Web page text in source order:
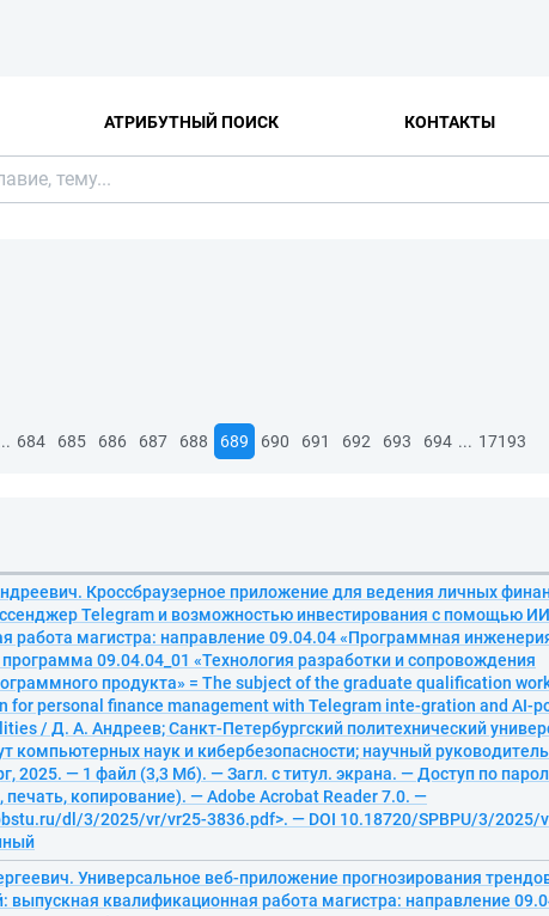
АТРИБУТНЫЙ ПОИСК КОНТАКТЫ
684 685 686 687 688 689 690 691 692 693 694 ... 17193
Кроссбраузерное приложение для ведения личных
Telegram и возможностью инвестирования с помощью
работа магистра: направление 09.04.04 «Программная
09.04.04_01 «Технология разработки и сопровождения
продукта» = The subject of the graduate qualification
for personal finance management with Telegram inte-gration and AI-
/ Д. А. Андреев; Санкт-Петербургский политехнический
компьютерных наук и кибербезопасности; научный
2025. — 1 файл (3,3 Мб). — Загл. с титул. экрана. — Доступ по
печать, копирование). — Adobe Acrobat Reader 7.0. —
dl/3/2025/vr/vr25-3836.pdf>. — DOI 10.18720/SPBPU/3/2025/
Универсальное веб-приложение прогнозирования
выпускная квалификационная работа магистра: направление